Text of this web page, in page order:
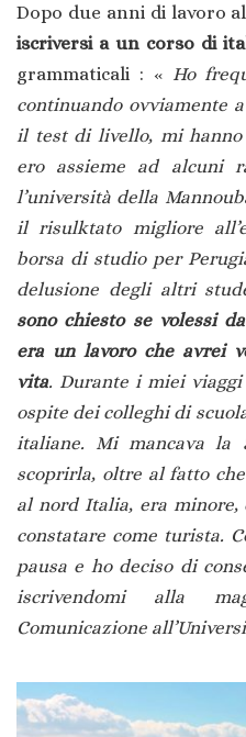
Dopo due anni di lavoro
iscriversi a un corso di
grammaticali : « Ho
continuando ovviamente
il test di livello, mi
ero assieme ad alcuni
l’università della
il risulktato migliore
borsa di studio per
delusione degli altri
sono chiesto se volessi
era un lavoro che avrei
vita. Durante i miei
ospite dei colleghi di
italiane. Mi mancava la
scoprirla, oltre al fatto
al nord Italia, era minore,
constatare come turista.
pausa e ho deciso di
iscrivendomi alla
Comunicazione